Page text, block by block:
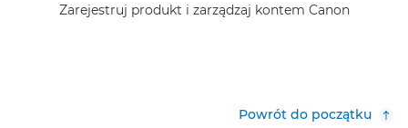
Zarejestruj produkt i zarządzaj kontem Canon
Powrót do początku